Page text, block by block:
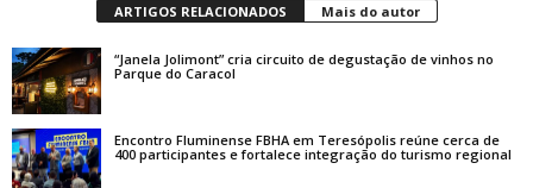
ARTIGOS RELACIONADOS Mais do autor
“Janela Jolimont” cria circuito de degustação de vinhos no
Parque do Caracol
Encontro Fluminense FBHA em Teresópolis reúne cerca de
400 participantes e fortalece integração do turismo regional